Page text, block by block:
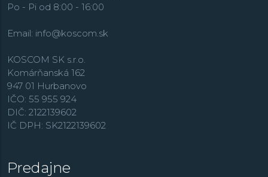
Po - Pi od 8:00 - 16:00
Email: info@koscom.sk
KOSCOM SK s.r.o.
Komárňanská 162
947 01 Hurbanovo
IČO: 55 955 924
DIČ: 2122139602
IČ DPH: SK2122139602
Predajne